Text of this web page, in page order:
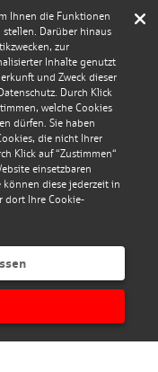
Ihnen die Funktionen
Darüber hinaus
zur
Inhalte genutzt
und Zweck dieser
Durch Klick
welche Cookies
dürfen. Sie haben
die nicht Ihrer
Klick auf “Zustimmen“
einsetzbaren
diese jederzeit in
dort Ihre Cookie-